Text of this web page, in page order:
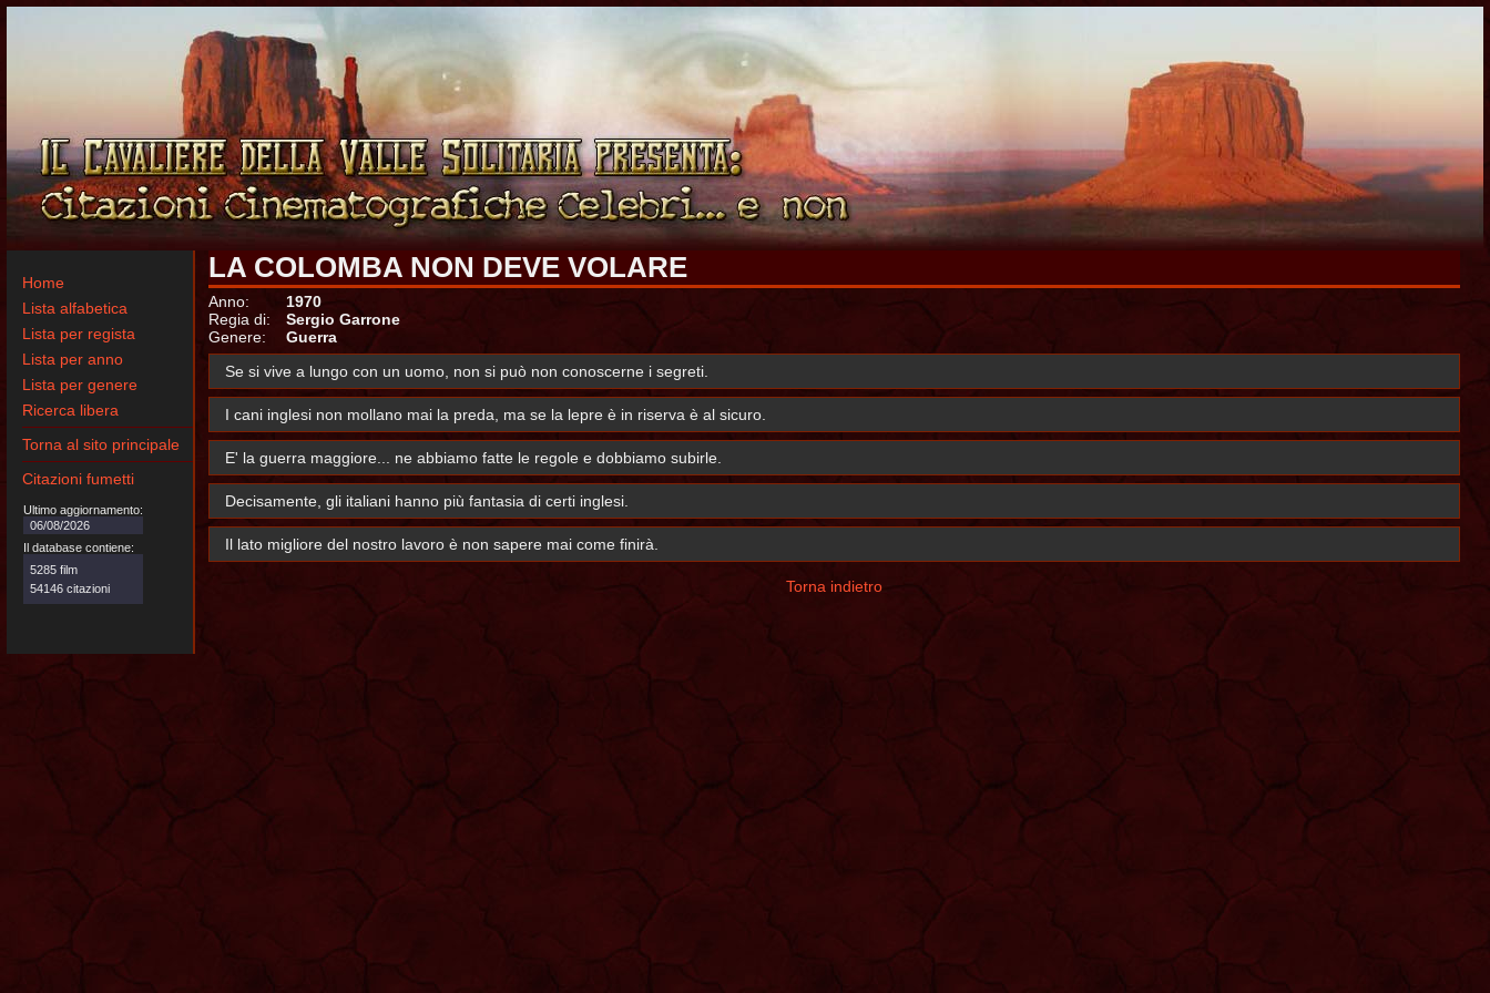
Home
Lista alfabetica
Lista per regista
Lista per anno
Lista per genere
Ricerca libera
Torna al sito principale
Citazioni fumetti
Ultimo aggiornamento:
06/08/2026
Il database contiene:
5285 film
54146 citazioni
LA COLOMBA NON DEVE VOLARE
Anno:
1970
Regia di:
Sergio Garrone
Genere:
Guerra
Se si vive a lungo con un uomo, non si può non conoscerne i segreti.
I cani inglesi non mollano mai la preda, ma se la lepre è in riserva è al sicuro.
E' la guerra maggiore... ne abbiamo fatte le regole e dobbiamo subirle.
Decisamente, gli italiani hanno più fantasia di certi inglesi.
Il lato migliore del nostro lavoro è non sapere mai come finirà.
Torna indietro